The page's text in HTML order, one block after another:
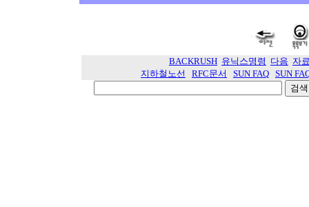
BACKRUSH 유닉스명령 다음 자
지하철노선
RFC문서 SUN FAQ SUN